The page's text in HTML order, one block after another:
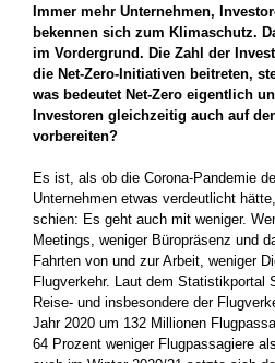
Immer mehr Unternehmen,
bekennen­ sich zum Klimaschutz.
im Vordergrund. Die Zahl der
die Net-Zero-Initiativen beitreten,
was bedeutet Net-Zero eigentlich
Investoren gleichzeitig auch auf
vorbereiten?
Es ist, als ob die Corona-Pandemie
Unternehmen etwas verdeutlicht
schien: Es geht auch mit weniger.
Meetings, weniger Büropräsenz und
Fahrten von und zur Arbeit, weniger
Flugverkehr. Laut dem Statistikportal
Reise- und insbesondere der
Jahr 2020 um 132 Millionen
64 Prozent weniger Flugpassagiere